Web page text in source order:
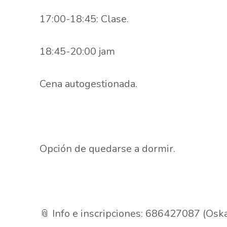
17:00-18:45: Clase.
18:45-20:00 jam
Cena autogestionada.
Opción de quedarse a dormir.
📎 Info e inscripciones: 686427087